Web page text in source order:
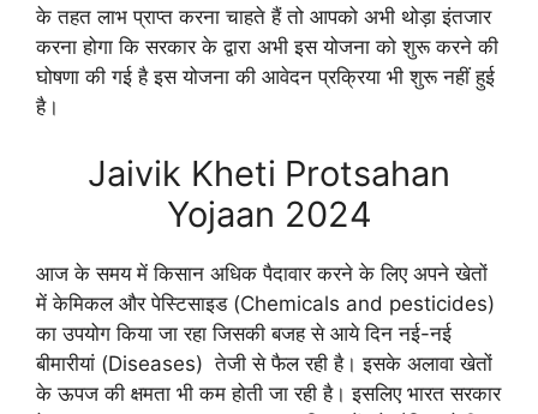
के तहत लाभ प्राप्त करना चाहते हैं तो आपको अभी थोड़ा इंतजार
करना होगा कि सरकार के द्वारा अभी इस योजना को शुरू करने की
घोषणा की गई है इस योजना की आवेदन प्रक्रिया भी शुरू नहीं हुई
है।
Jaivik Kheti Protsahan
Yojaan 2024
आज के समय में किसान अधिक पैदावार करने के लिए अपने खेतों
में केमिकल और पेस्टिसाइड (Chemicals and pesticides)
का उपयोग किया जा रहा जिसकी बजह से आये दिन नई-नई
बीमारीयां (Diseases) तेजी से फैल रही है। इसके अलावा खेतों
के ऊपज की क्षमता भी कम होती जा रही है। इसलिए भारत सरकार